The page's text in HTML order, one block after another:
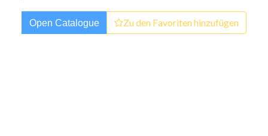
Open Catalogue Zu den Favoriten hinzufügen